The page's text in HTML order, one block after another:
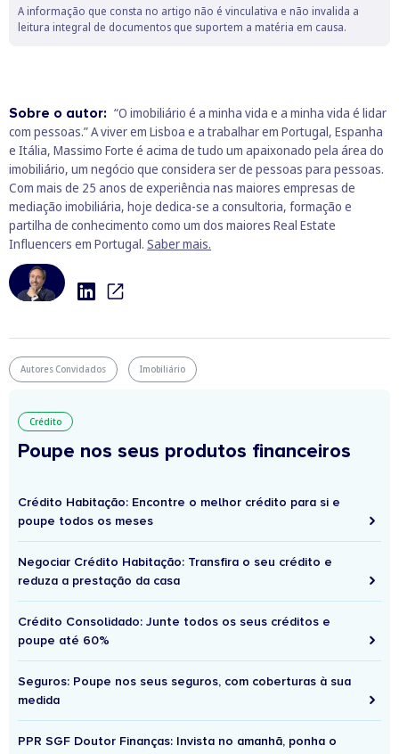
A informação que consta no artigo não é vinculativa e não invalida a
leitura integral de documentos que suportem a matéria em causa.
Sobre o autor: “O imobiliário é a minha vida e a minha vida é lidar
com pessoas.” A viver em Lisboa e a trabalhar em Portugal, Espanha
e Itália, Massimo Forte é acima de tudo um apaixonado pela área do
imobiliário, um negócio que considera ser de pessoas para pessoas.
Com mais de 25 anos de experiência nas maiores empresas de
mediação imobiliária, hoje dedica-se a consultoria, formação e
partilha de conhecimento como um dos maiores Real Estate
Influencers em Portugal. Saber mais.
Autores Convidados Imobiliário
Crédito
Poupe nos seus produtos financeiros
Crédito Habitação: Encontre o melhor crédito para si e
poupe todos os meses
Negociar Crédito Habitação: Transfira o seu crédito e
reduza a prestação da casa
Crédito Consolidado: Junte todos os seus créditos e
poupe até 60%
Seguros: Poupe nos seus seguros, com coberturas à sua
medida
PPR SGF Doutor Finanças: Invista no amanhã, ponha o